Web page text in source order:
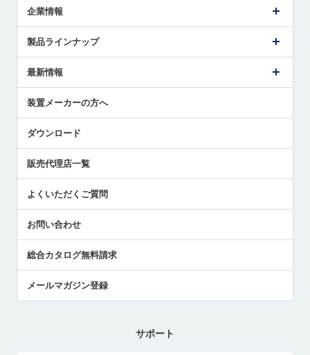
企業情報
ごあいさつ
受賞履歴
採用情報
国/地域/言語
製品ラインナップ
ツールセッタ製品
エアマイクロセンサ製品
最新情報
メトロールの技術
社員ブログ
中小企業のBCP地震対策
センサのテクニカルガイド
社長ブログ
装置メーカーの方へ
ダウンロード
販売代理店一覧
よくいただくご質問
お問い合わせ
総合カタログ無料請求
メールマガジン登録
サポート